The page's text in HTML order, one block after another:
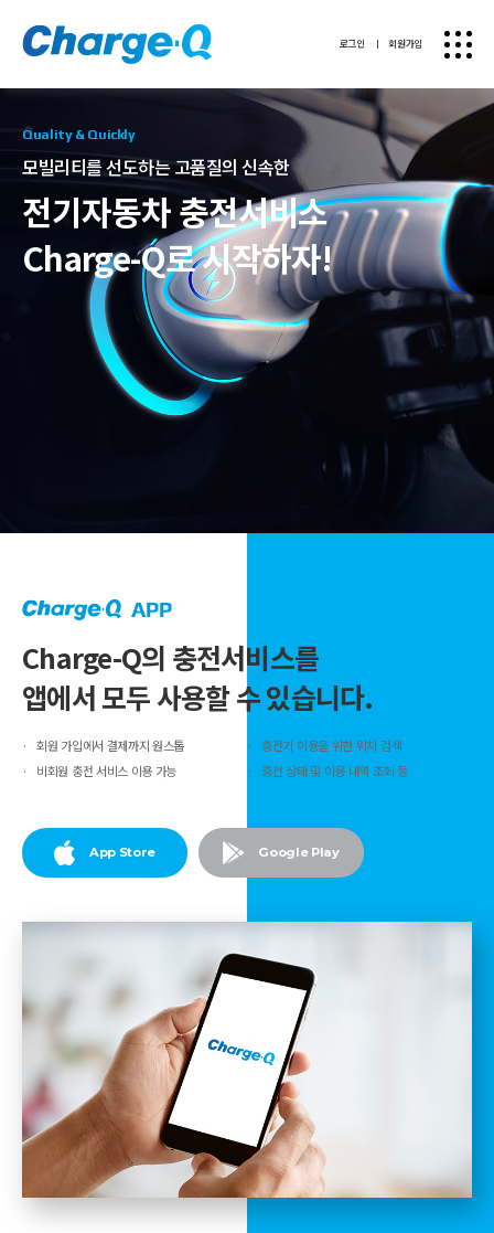
로그인ㅣ회원가입
Quality & Quickly
모빌리티를 선도하는 고품질의 신속한
전기자동차 충전서비스
Charge-Q로 시작하자!
Quality & Quickly
Charge-Q의 충전서비스를
앱에서 모두 사용할 수 있습니다.
회원 가입에서 결제까지 원스톱
충전기 이용을 위한 위치 검색
비회원 충전 서비스 이용 가능
충전 상태 및 이용 내역 조회 등
App Store Google Play